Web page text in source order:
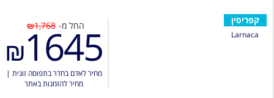
קפריסין
Larnaca
החל מ- ₪1,768
₪1645
מחיר לאדם בחדר בתפוסה זוגית |
מחיר להזמנות באתר